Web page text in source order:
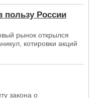
пользу России
рынок открылся
котировки акций
закона о